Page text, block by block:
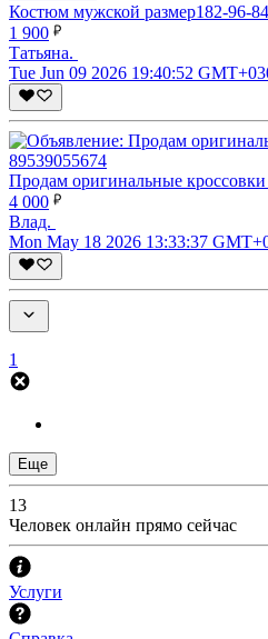
Костюм мужской размер182-96-
1 900
Татьяна.
Tue Jun 09 2026 19:40:52
Продам оригинальные
4 000
Влад.
Mon May 18 2026 13:33:37
1
Еще
13
Человек онлайн прямо сейчас
Услуги